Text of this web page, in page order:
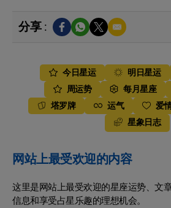
分享 :
今日星运 明日星运
周运势
每月星座
塔罗牌
运气 爱
星象日志
网站上最受欢迎的内容
这里是网站上最受欢迎的星座运势、文
信息和享受占星乐趣的理想机会。